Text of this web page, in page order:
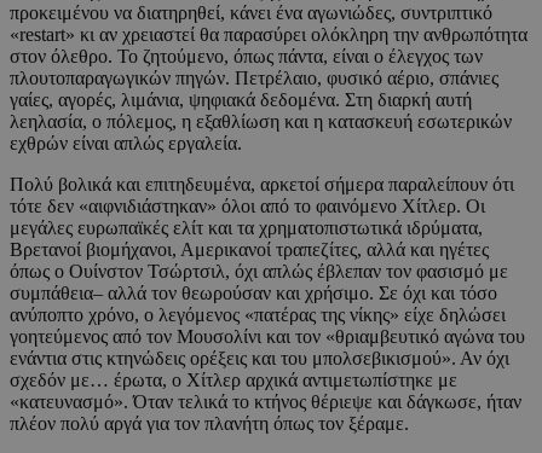
προκειμένου να διατηρηθεί, κάνει ένα αγωνιώδες, συντριπτικό
«restart» κι αν χρειαστεί θα παρασύρει ολόκληρη την ανθρωπότητα
στον όλεθρο. Το ζητούμενο, όπως πάντα, είναι ο έλεγχος των
πλουτοπαραγωγικών πηγών. Πετρέλαιο, φυσικό αέριο, σπάνιες
γαίες, αγορές, λιμάνια, ψηφιακά δεδομένα. Στη διαρκή αυτή
λεηλασία, ο πόλεμος, η εξαθλίωση και η κατασκευή εσωτερικών
εχθρών είναι απλώς εργαλεία.
Πολύ βολικά και επιτηδευμένα, αρκετοί σήμερα παραλείπουν ότι
τότε δεν «αιφνιδιάστηκαν» όλοι από το φαινόμενο Χίτλερ. Οι
μεγάλες ευρωπαϊκές ελίτ και τα χρηματοπιστωτικά ιδρύματα,
Βρετανοί βιομήχανοι, Αμερικανοί τραπεζίτες, αλλά και ηγέτες
όπως ο Ουίνστον Τσώρτσιλ, όχι απλώς έβλεπαν τον φασισμό με
συμπάθεια– αλλά τον θεωρούσαν και χρήσιμο. Σε όχι και τόσο
ανύποπτο χρόνο, ο λεγόμενος «πατέρας της νίκης» είχε δηλώσει
γοητεύμενος από τον Μουσολίνι και τον «θριαμβευτικό αγώνα του
ενάντια στις κτηνώδεις ορέξεις και του μπολσεβικισμού». Αν όχι
σχεδόν με… έρωτα, ο Χίτλερ αρχικά αντιμετωπίστηκε με
«κατευνασμό». Όταν τελικά το κτήνος θέριεψε και δάγκωσε, ήταν
πλέον πολύ αργά για τον πλανήτη όπως τον ξέραμε.